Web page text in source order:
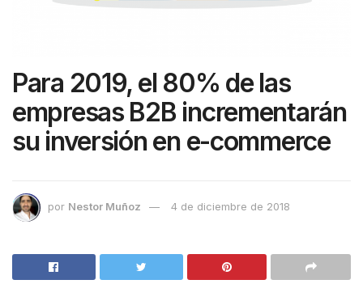
Para 2019, el 80% de las
empresas B2B incrementarán
su inversión en e-commerce
por Nestor Muñoz 4 de diciembre de 2018